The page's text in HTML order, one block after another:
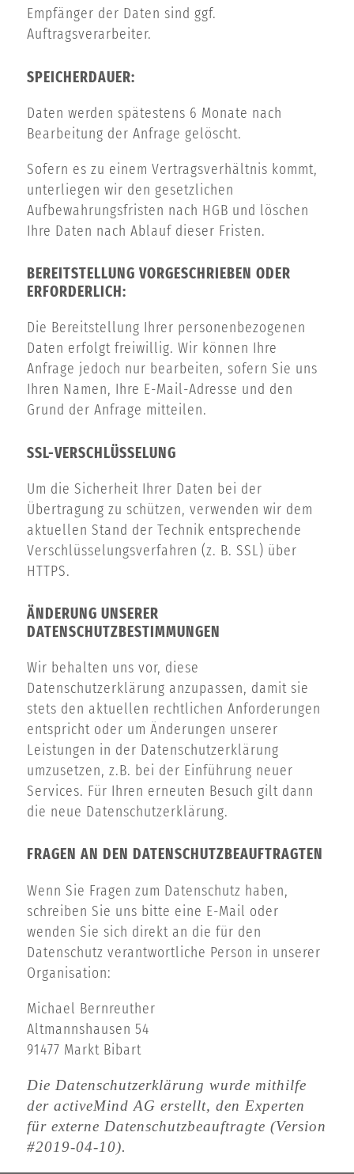
Empfänger der Daten sind ggf.
Auftragsverarbeiter.
SPEICHERDAUER:
Daten werden spätestens 6 Monate nach
Bearbeitung der Anfrage gelöscht.
Sofern es zu einem Vertragsverhältnis kommt,
unterliegen wir den gesetzlichen
Aufbewahrungsfristen nach HGB und löschen
Ihre Daten nach Ablauf dieser Fristen.
BEREITSTELLUNG VORGESCHRIEBEN ODER
ERFORDERLICH:
Die Bereitstellung Ihrer personenbezogenen
Daten erfolgt freiwillig. Wir können Ihre
Anfrage jedoch nur bearbeiten, sofern Sie uns
Ihren Namen, Ihre E-Mail-Adresse und den
Grund der Anfrage mitteilen.
SSL-VERSCHLÜSSELUNG
Um die Sicherheit Ihrer Daten bei der
Übertragung zu schützen, verwenden wir dem
aktuellen Stand der Technik entsprechende
Verschlüsselungsverfahren (z. B. SSL) über
HTTPS.
ÄNDERUNG UNSERER
DATENSCHUTZBESTIMMUNGEN
Wir behalten uns vor, diese
Datenschutzerklärung anzupassen, damit sie
stets den aktuellen rechtlichen Anforderungen
entspricht oder um Änderungen unserer
Leistungen in der Datenschutzerklärung
umzusetzen, z.B. bei der Einführung neuer
Services. Für Ihren erneuten Besuch gilt dann
die neue Datenschutzerklärung.
FRAGEN AN DEN DATENSCHUTZBEAUFTRAGTEN
Wenn Sie Fragen zum Datenschutz haben,
schreiben Sie uns bitte eine E-Mail oder
wenden Sie sich direkt an die für den
Datenschutz verantwortliche Person in unserer
Organisation:
Michael Bernreuther
Altmannshausen 54
91477 Markt Bibart
Die Datenschutzerklärung wurde mithilfe
der activeMind AG erstellt, den Experten
für externe Datenschutzbeauftragte (Version
#2019-04-10).